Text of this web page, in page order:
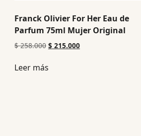
Franck Olivier For Her Eau de
Parfum 75ml Mujer Original
$258.000 $ 215.000
Leer más